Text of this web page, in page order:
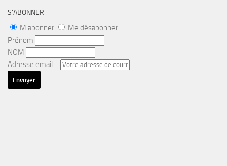
S’ABONNER
M'abonner
Me désabonner
Prénom
NOM
Adresse email : :